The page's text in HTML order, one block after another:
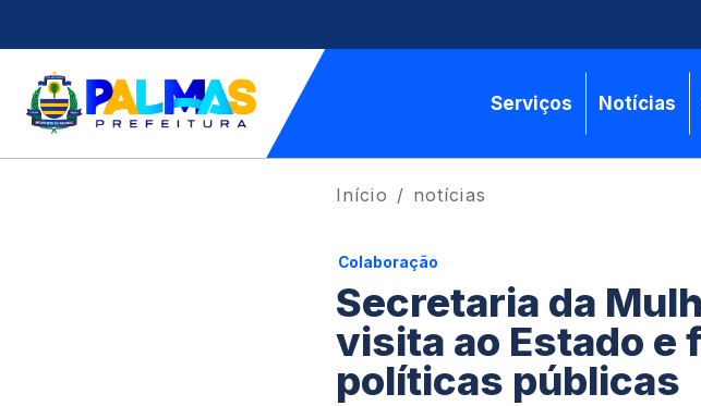
Serviços Notícias
Início notícias
Colaboração
Secretaria da
visita ao Estado e
políticas públicas